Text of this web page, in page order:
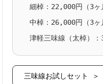
細棹：22,000円（3ヶ
中棹：26,000円（3ヶ
津軽三味線（太棹）
三味線お試しセット ＞